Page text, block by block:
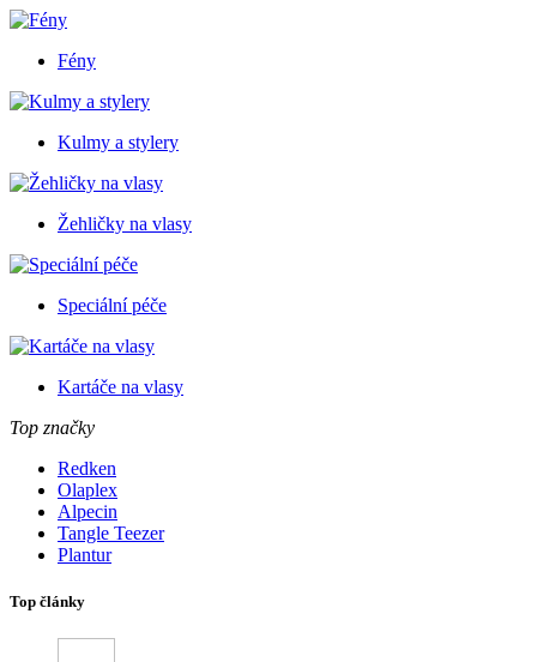
Fény
Kulmy a stylery
Žehličky na vlasy
Speciální péče
Kartáče na vlasy
Top značky
Redken
Olaplex
Alpecin
Tangle Teezer
Plantur
Top články